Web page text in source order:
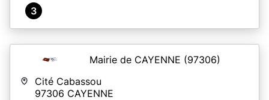
3
Mairie de CAYENNE (97306)
Cité Cabassou
97306 CAYENNE